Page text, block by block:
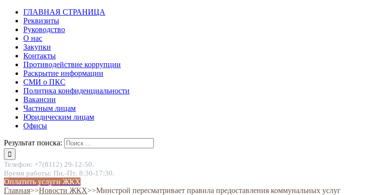
ГЛАВНАЯ СТРАНИЦА
Реквизиты
Руководство
О нас
Закупки
Контакты
Противодействие коррупции
Раскрытие информации
СМИ о ПКС
Политика конфиденциальности
Вакансии
Частным лицам
Юридическим лицам
Офисы
Результат поиска:
Телефон: +7(8112) 29-12-50.
Время работы: Пн.-Пт. 8:30-17:30.
Оплатить услуги ЖКХ
Главная˃˃Новости ЖКХ˃˃Минстрой пересматривает правила предоставления коммунальных услуг